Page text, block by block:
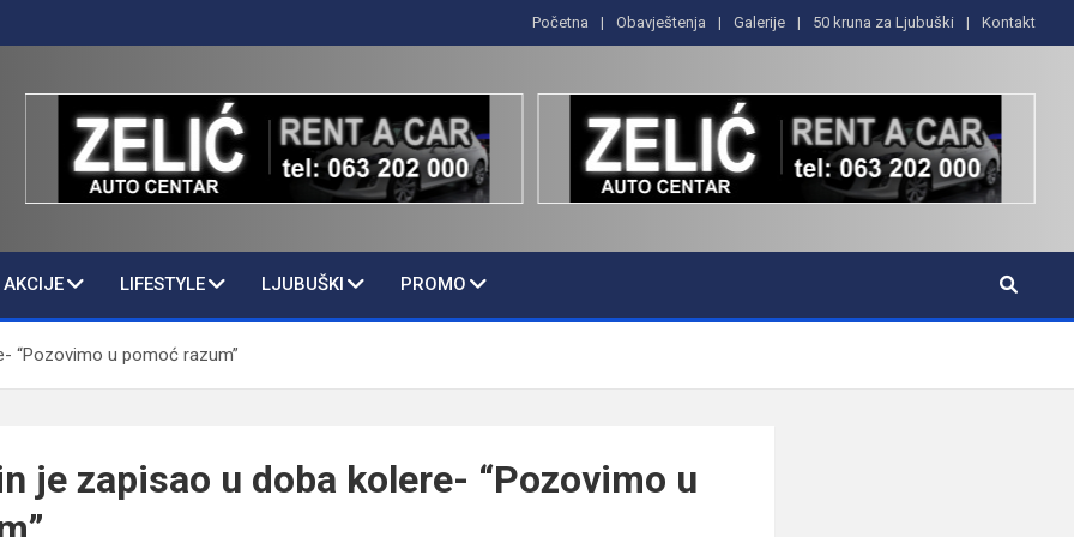
Početna Obavještenja Galerije 50 kruna za Ljubuški Kontakt
LIFESTYLE LJUBUŠKI PROMO
“Pozovimo u pomoć razum”
je zapisao u doba kolere- “Pozovimo u